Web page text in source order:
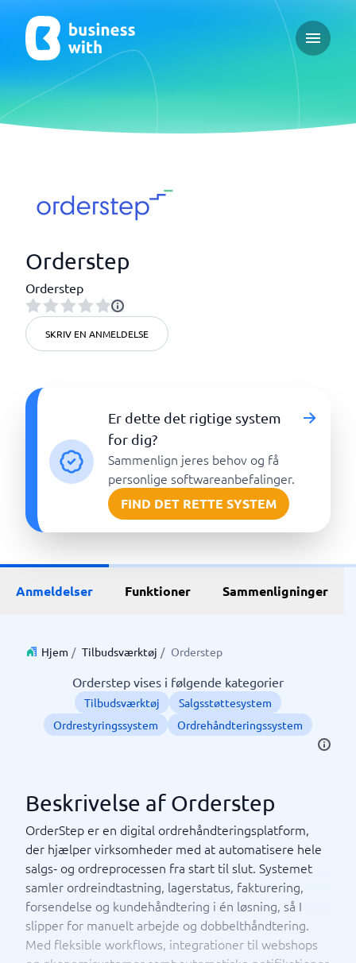
Open
Orderstep
Orderstep
SKRIV EN ANMELDELSE
Er dette det rigtige system
for dig?
Sammenlign jeres behov og få
personlige softwareanbefalinger.
FIND DET RETTE SYSTEM
Anmeldelser Funktioner Sammenligninger
Hjem / Tilbudsværktøj / Orderstep
Orderstep vises i følgende kategorier
Tilbudsværktøj
Salgsstøttesystem
Ordrestyringssystem
Ordrehåndteringssystem
Beskrivelse af Orderstep
OrderStep er en digital ordrehåndteringsplatform,
der hjælper virksomheder med at automatisere hele
salgs‑ og ordreprocessen fra start til slut. Systemet
samler ordreindtastning, lagerstatus, fakturering,
forsendelse og kundehåndtering i én løsning, så I
slipper for manuelt arbejde og dobbelthåndtering.
Med fleksible workflows, integrationer til webshops